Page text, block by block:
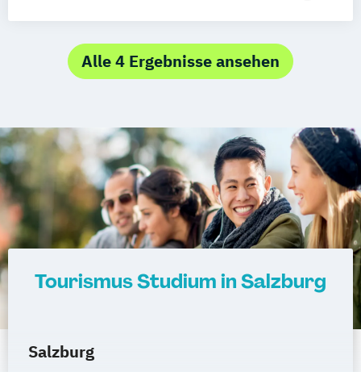
Alle 4 Ergebnisse ansehen
Tourismus Studium in Salzburg
Salzburg